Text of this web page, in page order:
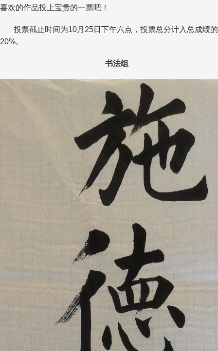
喜欢的作品投上宝贵的一票吧！
投票截止时间为10月 25日下午六点，投票总分计入总成绩的
20%。
书法组